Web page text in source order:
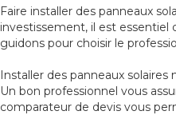
Faire installer des panneaux
investissement, il est essentiel
guidons pour choisir le
Installer des panneaux
Un bon professionnel vous
comparateur de devis vous